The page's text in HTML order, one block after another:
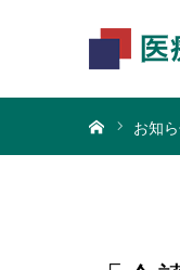
お知